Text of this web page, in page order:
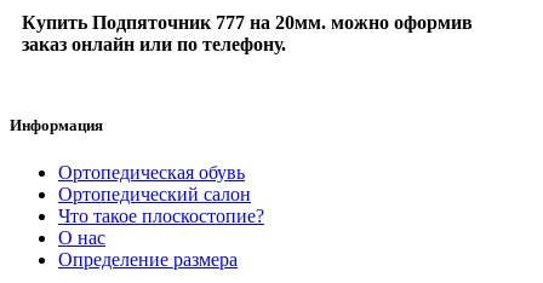
Купить Подпяточник 777 на 20мм. можно оформив
заказ онлайн или по телефону.
Информация
Ортопедическая обувь
Ортопедический салон
Что такое плоскостопие?
О нас
Определение размера